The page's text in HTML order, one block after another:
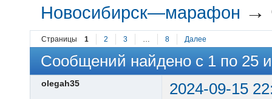
Новосибирск—марафон →
Страницы 1 2 3 8 Далее
Сообщений найдено с 1 по 25
olegah35 2024-09-15